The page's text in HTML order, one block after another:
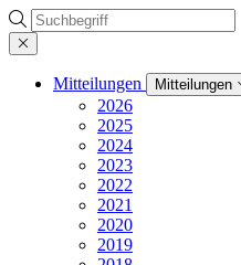
Suche
Mitteilungen Mitteilungen
2026
2025
2024
2023
2022
2021
2020
2019